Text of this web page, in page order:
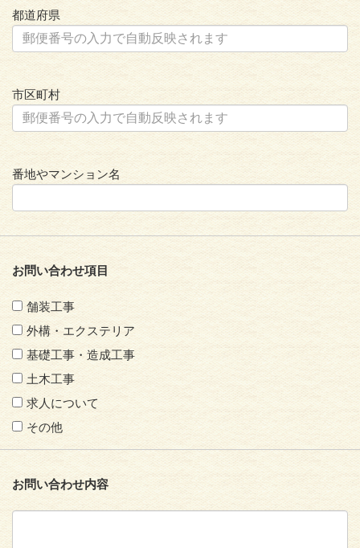
都道府県
市区町村
番地やマンション名
お問い合わせ項目
舗装工事
外構・エクステリア
基礎工事・造成工事
土木工事
求人について
その他
お問い合わせ内容